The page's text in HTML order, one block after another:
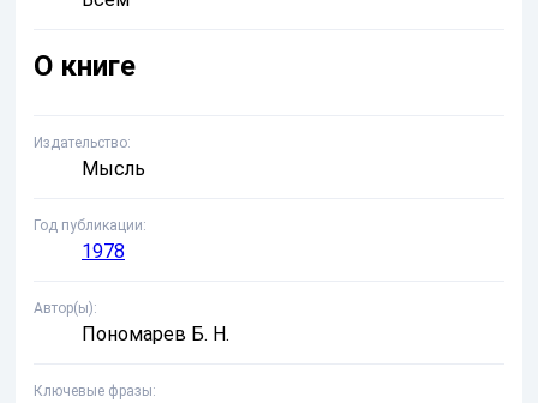
О книге
Издательство
Мысль
Год публикации
1978
Автор(ы)
Пономарев Б. Н.
Ключевые фразы